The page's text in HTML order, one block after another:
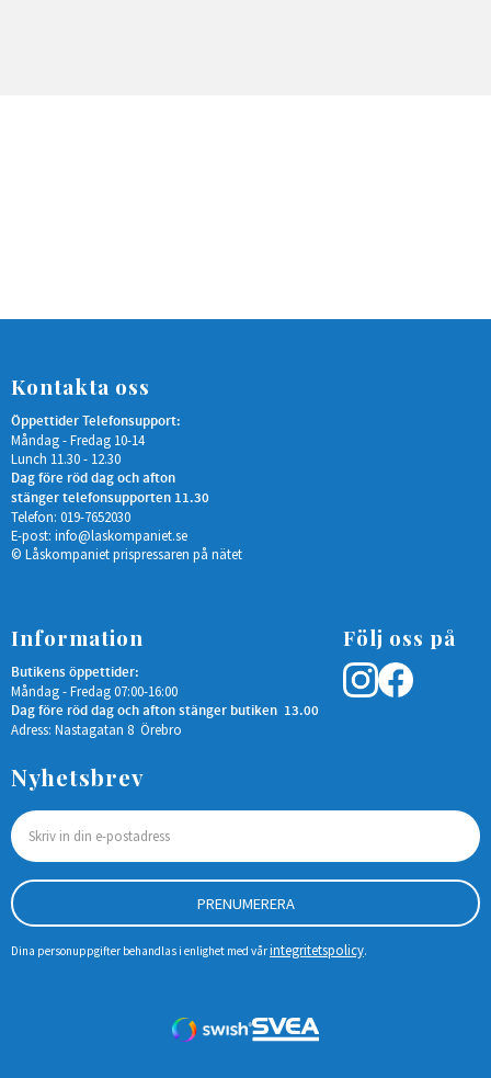
Kontakta oss
Öppettider Telefonsupport:
Måndag - Fredag 10-14
Lunch 11.30 - 12.30
Dag före röd dag och afton
stänger telefonsupporten 11.30
Telefon: 019-7652030
E-post: info@laskompaniet.se
© Låskompaniet prispressaren på nätet
Information
Butikens öppettider:
Måndag - Fredag 07:00-16:00
Dag före röd dag och afton stänger butiken 13.00
Adress: Nastagatan 8 Örebro
Följ oss på
Nyhetsbrev
PRENUMERERA
Dina personuppgifter behandlas i enlighet med vårintegritetspolicy.